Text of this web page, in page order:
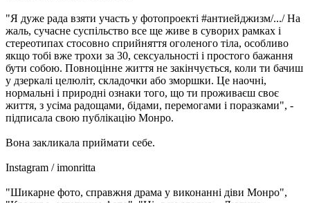
"Я дуже рада взяти участь у фотопроекті #антиейджизм/.../ На
жаль, сучасне суспільство все ще живе в суворих рамках і
стереотипах стосовно сприйняття оголеного тіла, особливо
якщо тобі вже трохи за 30, сексуальності і простого бажання
бути собою. Повноцінне життя не закінчується, коли ти бачиш
у дзеркалі целюліт, складочки або зморшки. Це наочні,
нормальні і природні ознаки того, що ти проживаєш своє
життя, з усіма радощами, бідами, перемогами і поразками", -
підписала свою публікацію Монро.
Вона закликала приймати себе.
Instagram / imonritta
"Шикарне фото, справжня драма у виконанні діви Монро",